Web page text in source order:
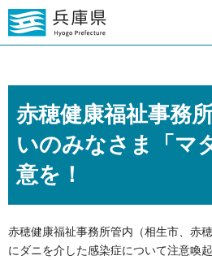
赤穂健康福祉事務
いのみなさま「マ
意を！
赤穂健康福祉事務所管内（相生市、赤
にダニを介した感染症について注意喚